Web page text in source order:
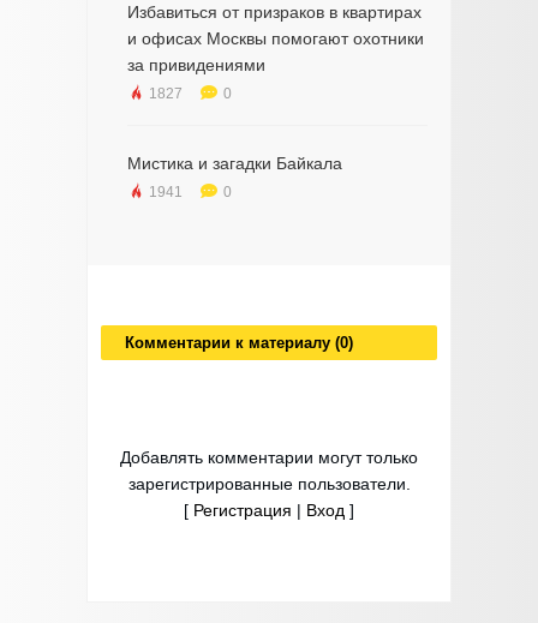
Избавиться от призраков в квартирах
и офисах Москвы помогают охотники
за привидениями
1827 0
Мистика и загадки Байкала
1941 0
Комментарии к материалу (0)
Добавлять комментарии могут только
зарегистрированные пользователи.
[ Регистрация | Вход ]